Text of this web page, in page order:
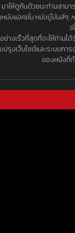
มาให้ดูกันด้วยนะท่านสาม
นังแอคชั่น หนังบู๊มันส์ๆ,
างเร็วที่สุดที่จะให้ท่า
รุงเว็บไซต์และระบบก
ของหนังที่